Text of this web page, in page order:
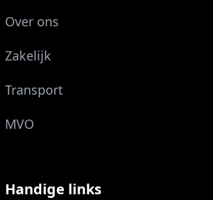
Over ons
Zakelijk
Transport
MVO
Handige links